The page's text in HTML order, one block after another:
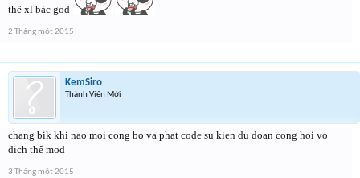
thê xl bác god
2 Tháng một 2015
KemSiro
Thành Viên Mới
chang bik khi nao moi cong bo va phat code su kien du doan cong hoi vo
dich thế mod
3 Tháng một 2015